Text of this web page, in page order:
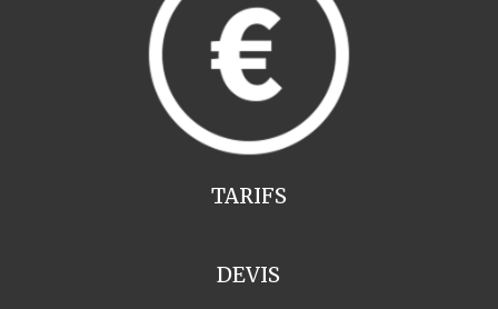
TARIFS
DEVIS